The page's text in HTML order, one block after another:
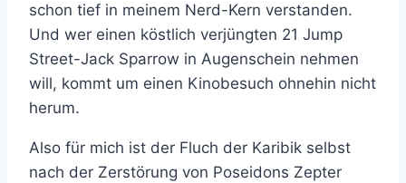
schon tief in meinem Nerd-Kern verstanden.
Und wer einen köstlich verjüngten 21 Jump
Street-Jack Sparrow in Augenschein nehmen
will, kommt um einen Kinobesuch ohnehin nicht
herum.
Also für mich ist der Fluch der Karibik selbst
nach der Zerstörung von Poseidons Zepter